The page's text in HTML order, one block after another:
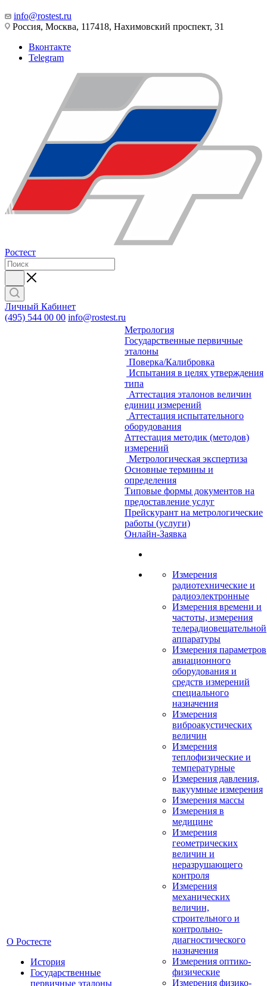
info@rostest.ru
Россия, Москва, 117418, Нахимовский проспект, 31
Вконтакте
Telegram
Ростест
Личный Кабинет
(495) 544 00 00 info@rostest.ru
О Ростесте
История
Государственные
первичные эталоны
Метрология
Государственные первичные
эталоны
Поверка/Калибровка
Испытания в целях утверждения
типа
Аттестация эталонов величин
единиц измерений
Аттестация испытательного
оборудования
Аттестация методик (методов)
измерений
Метрологическая экспертиза
Основные термины и
определения
Типовые формы документов на
предоставление услуг
Прейскурант на метрологические
работы (услуги)
Онлайн-Заявка
Измерения
радиотехнические и
радиоэлектронные
Измерения времени и
частоты, измерения
телерадиовещательной
аппаратуры
Измерения параметров
авиационного
оборудования и
средств измерений
специального
назначения
Измерения
виброакустических
величин
Измерения
теплофизические и
температурные
Измерения давления,
вакуумные измерения
Измерения массы
Измерения в
медицине
Измерения
геометрических
величин и
неразрушающего
контроля
Измерения
механических
величин,
строительного и
контрольно-
диагностического
назначения
Измерения оптико-
физические
Измерения физико-